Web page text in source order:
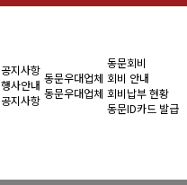
공지사항
행사안내
공지사항
동문우대업체
동문우대업체
동문회비
회비 안내
회비납부 현황
동문ID카드 발급